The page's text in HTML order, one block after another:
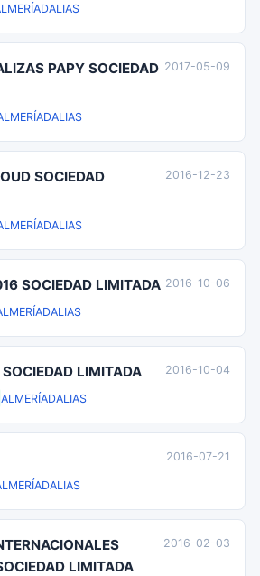
DALIAS
PAPY SOCIEDAD
DALIAS
2017-05-09
SOCIEDAD
DALIAS
2016-12-23
SOCIEDAD LIMITADA
DALIAS
2016-10-06
LIMITADA
ALMERÍADALIAS
2016-10-04
DALIAS
2016-07-21
LIMITADA
2016-02-03